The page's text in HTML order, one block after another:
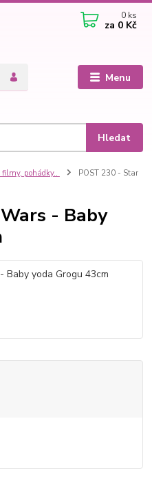
Menu
Hledat
0 ks
za 0 Kč
pohádky..
POST 230 - Star
- Baby